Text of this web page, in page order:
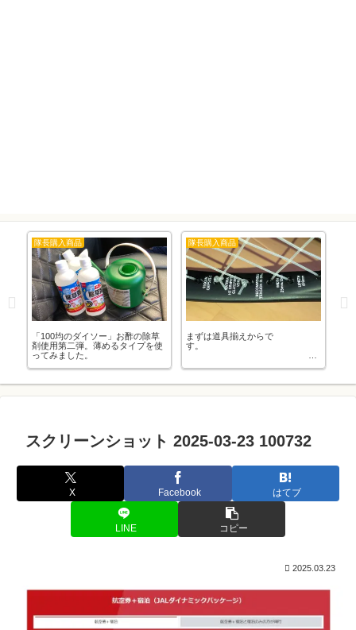
隊長購入商品
「100均のダイソー」お酢の除草
剤使用第二弾。薄めるタイプを使
ってみました。
隊長購入商品
まずは道具揃えからで
す。
スクリーンショット 2025-03-23 100732
X Facebook はてブ
LINE コピー
2025.03.23